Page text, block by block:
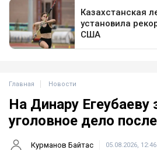
Главная Новости
На Динару Егеубаеву
уголовное дело
Курманов Байтас 05.08.2026, 12:46